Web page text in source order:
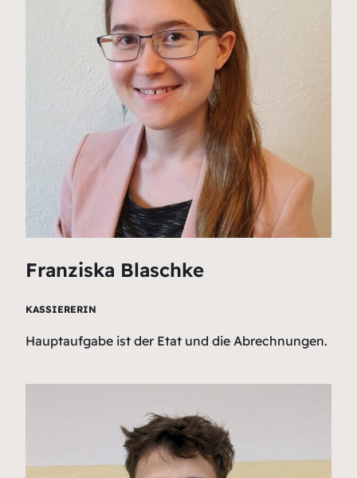
Franziska Blaschke
KASSIERERIN
Hauptaufgabe ist der Etat und die Abrechnungen.